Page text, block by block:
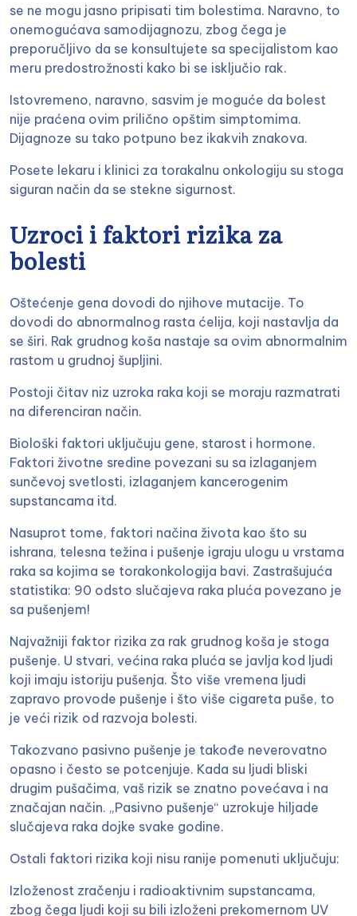
se ne mogu jasno pripisati tim bolestima. Naravno, to
onemogućava samodijagnozu, zbog čega je
preporučljivo da se konsultujete sa specijalistom kao
meru predostrožnosti kako bi se isključio rak.
Istovremeno, naravno, sasvim je moguće da bolest
nije praćena ovim prilično opštim simptomima.
Dijagnoze su tako potpuno bez ikakvih znakova.
Posete lekaru i klinici za torakalnu onkologiju su stoga
siguran način da se stekne sigurnost.
Uzroci i faktori rizika za
bolesti
Oštećenje gena dovodi do njihove mutacije. To
dovodi do abnormalnog rasta ćelija, koji nastavlja da
se širi. Rak grudnog koša nastaje sa ovim abnormalnim
rastom u grudnoj šupljini.
Postoji čitav niz uzroka raka koji se moraju razmatrati
na diferenciran način.
Biološki faktori uključuju gene, starost i hormone.
Faktori životne sredine povezani su sa izlaganjem
sunčevoj svetlosti, izlaganjem kancerogenim
supstancama itd.
Nasuprot tome, faktori načina života kao što su
ishrana, telesna težina i pušenje igraju ulogu u vrstama
raka sa kojima se torakonkologija bavi. Zastrašujuća
statistika: 90 odsto slučajeva raka pluća povezano je
sa pušenjem!
Najvažniji faktor rizika za rak grudnog koša je stoga
pušenje. U stvari, većina raka pluća se javlja kod ljudi
koji imaju istoriju pušenja. Što više vremena ljudi
zapravo provode pušenje i što više cigareta puše, to
je veći rizik od razvoja bolesti.
Takozvano pasivno pušenje je takođe neverovatno
opasno i često se potcenjuje. Kada su ljudi bliski
drugim pušačima, vaš rizik se znatno povećava i na
značajan način. „Pasivno pušenje“ uzrokuje hiljade
slučajeva raka dojke svake godine.
Ostali faktori rizika koji nisu ranije pomenuti uključuju:
Izloženost zračenju i radioaktivnim supstancama,
zbog čega ljudi koji su bili izloženi prekomernom UV